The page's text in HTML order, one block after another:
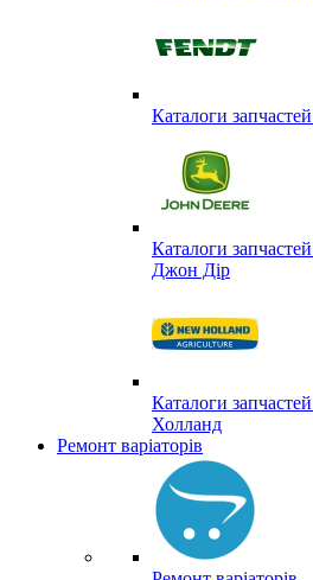
Каталоги
Каталоги
Джон Дір
Каталоги
Холланд
Ремонт варіаторів